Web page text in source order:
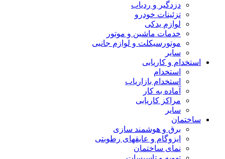
دزدگیر و ردیاب
تزئینات خودرو
لوازم یدکی
خدمات ماشین و موتور
موتورسیکلت و لوازم جانبی
سایر
استخدام و کاریابی
استخدام
استخدام بازاریاب
آماده به کار
مراکز کاریابی
سایر
ساختمان
برق و هوشمند سازی
ایزوگام و عایقهای رطوبتی
نمای ساختمان